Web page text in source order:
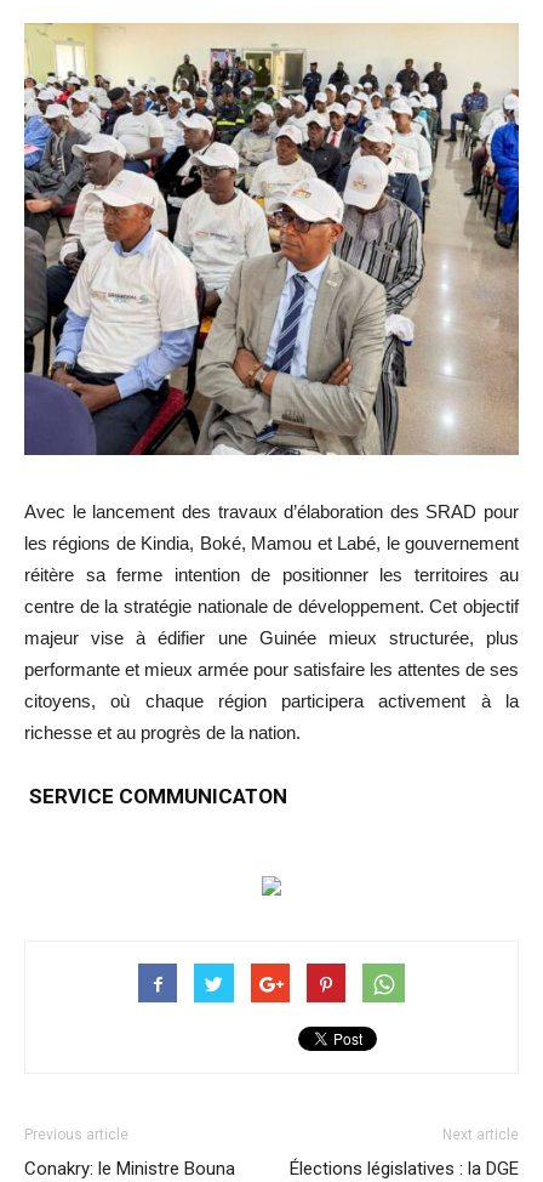
Avec le lancement des travaux d’élaboration des SRAD pour
les régions de Kindia, Boké, Mamou et Labé, le gouvernement
réitère sa ferme intention de positionner les territoires au
centre de la stratégie nationale de développement. Cet objectif
majeur vise à édifier une Guinée mieux structurée, plus
performante et mieux armée pour satisfaire les attentes de ses
citoyens, où chaque région participera activement à la
richesse et au progrès de la nation.
SERVICE COMMUNICATON
Previous article
Conakry: le Ministre Bouna
Next article
Élections législatives : la DGE